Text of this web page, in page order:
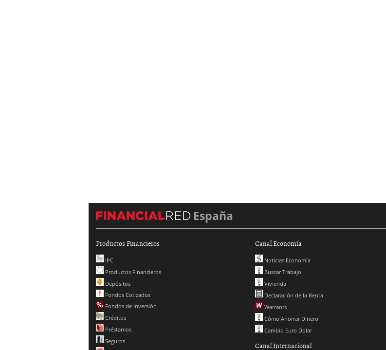
España
Productos Financieros
IPC
Productos Financieros
Depósitos
Fondos Cotizados
Fondos de Inversión
Créditos
Préstamos
Seguros
Canal Economía
Noticias Economía
Buscar Trabajo
Vivienda
Declaración de la Renta
Warrants
Cómo Ahorrar Dinero
Cambio Euro Dolar
Canal Internacional